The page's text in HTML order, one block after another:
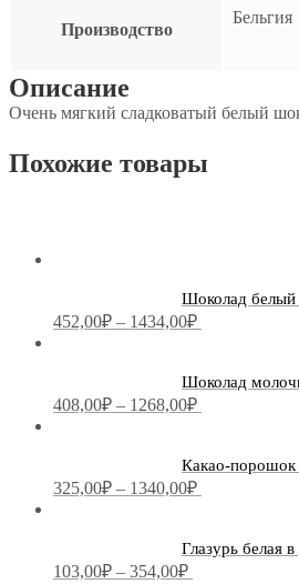
Производство
Бельгия
Описание
Очень мягкий сладковатый белый
Похожие товары
Шоколад белый
452,00₽ – 1434,00₽
Шоколад
408,00₽ – 1268,00₽
Какао-порошок
325,00₽ – 1340,00₽
Глазурь белая
103,00₽ – 354,00₽